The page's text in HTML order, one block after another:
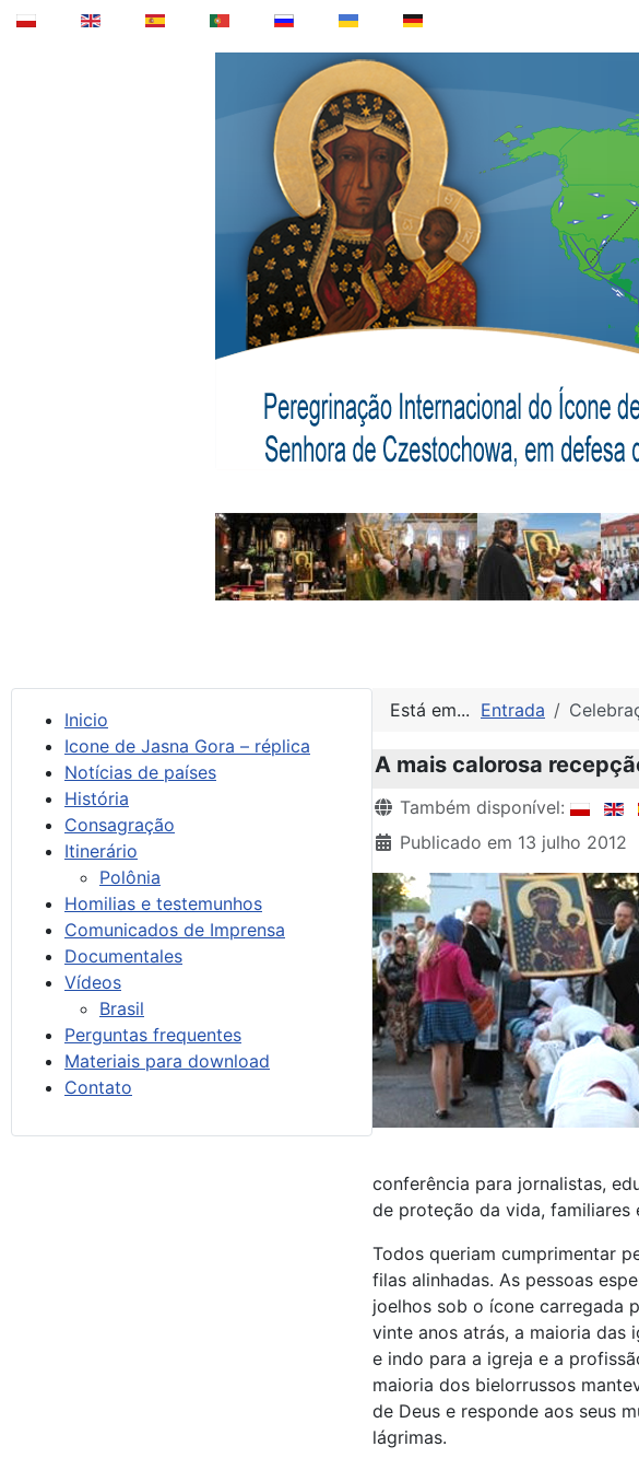
Inicio
Icone de Jasna Gora – réplica
Notícias de países
História
Consagração
Itinerário
Polônia
Homilias e testemunhos
Comunicados de Imprensa
Documentales
Vídeos
Brasil
Perguntas frequentes
Materiais para download
Contato
Está em... Entrada
A mais calorosa
Detalhes
Também disponível:
Publicado em 13 julho 2012
conferência para jornalistas,
de proteção da vida, familiares
Todos queriam cumprimentar
filas alinhadas. As pessoas
joelhos sob o ícone carregada
vinte anos atrás, a maioria das
e indo para a igreja e a
maioria dos bielorrussos
de Deus e responde aos seus
lágrimas.